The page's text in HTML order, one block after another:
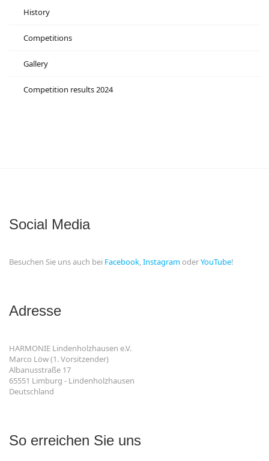
History
Competitions
Gallery
Competition results 2024
Social Media
Besuchen Sie uns auch bei Facebook,InstagramoderYouTube!
Adresse
HARMONIE Lindenholzhausen e.V.
Marco Löw (1. Vorsitzender)
Albanusstraße 17
65551 Limburg - Lindenholzhausen
Deutschland
So erreichen Sie uns